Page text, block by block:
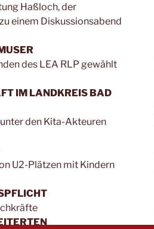
Haßloch, der
einem Diskussionsabend
des LEA RLP gewählt
IM LANDKREIS BAD
den Kita-Akteuren
U2-Plätzen mit Kindern